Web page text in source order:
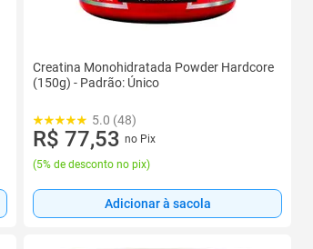
Creatina Monohidratada Powder Hardcore
(150g) - Padrão: Único
5.0 (48)
R$ 77,53 no Pix
(5% de desconto no pix)
Adicionar à sacola